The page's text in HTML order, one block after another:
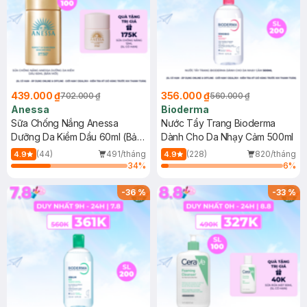
439.000 ₫702.000 ₫
Anessa
Sữa Chống Nắng Anessa
Dưỡng Da Kiềm Dầu 60ml (Bản
Mới)
4.9 (44)
491/tháng
34%
356.000 ₫560.000 ₫
Bioderma
Nước Tẩy Trang Bioderma
Dành Cho Da Nhạy Cảm 500ml
4.9 (228)
820/tháng
6%
-36% -33%